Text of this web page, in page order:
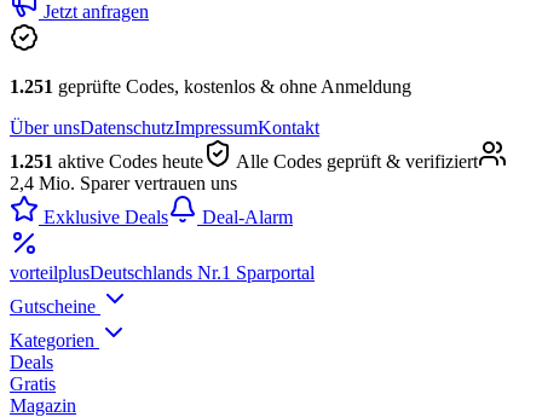
Jetzt anfragen
1.251 geprüfte Codes, kostenlos & ohne Anmeldung
Über unsDatenschutzImpressumKontakt
1.251 aktive Codes heute
Alle Codes geprüft & verifiziert
2,4 Mio. Sparer vertrauen uns
Exklusive Deals
Deal-Alarm
vorteilplusDeutschlands Nr.1 Sparportal
Gutscheine
Kategorien
Deals
Gratis
Magazin